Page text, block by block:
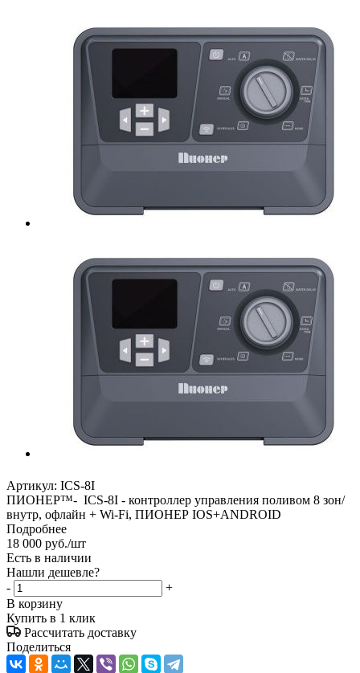
Артикул: ICS-8I
ПИОНЕР™- ICS-8I - контроллер управления поливом 8 зон/
внутр, офлайн + Wi-Fi, ПИОНЕР IOS+ANDROID
Подробнее
18 000 руб./шт
Есть в наличии
Нашли дешевле?
-
+
В корзину
Купить в 1 клик
Рассчитать доставку
Поделиться